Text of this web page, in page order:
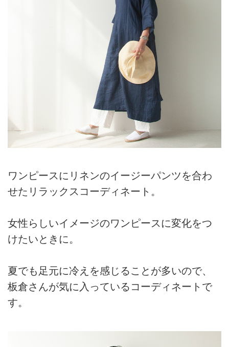
ワンピースにリネンのイージーパンツを合わ
せたリラックスコーディネート。
女性らしいイメージのワンピースに変化をつ
けたいときに。
夏でも足元に冷えを感じることが多いので、
板倉さんが気に入っているコーディネートで
す。